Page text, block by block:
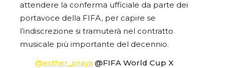
attendere la conferma ufficiale da parte dei
portavoce della FIFA, per capire se
l’indiscrezione si tramuterà nel contratto
musicale più importante del decennio.
@esther_anaya @FIFA World Cup X